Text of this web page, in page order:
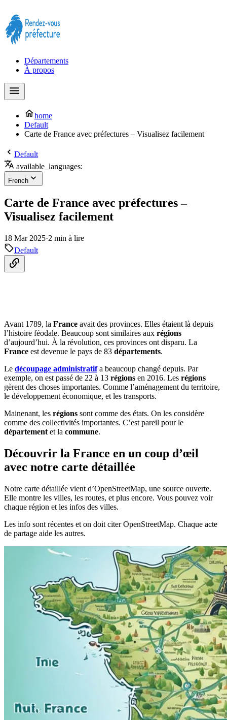
Départements
À propos
home
Default
Carte de France avec préfectures – Visualisez facilement
Default
available_languages:
French
Carte de France avec préfectures –
Visualisez facilement
18 Mar 2025·2 min à lire
Default
Avant 1789, la France avait des provinces. Elles étaient là depuis
l’histoire féodale. Beaucoup sont similaires aux régions
d’aujourd’hui. À la révolution, ces provinces ont disparu. La
France est devenue le pays de 83 départements.
Le découpage administratifa beaucoup changé depuis. Par
exemple, on est passé de 22 à 13 régions en 2016. Les régions
gèrent des choses importantes. Comme l’aménagement du territoire,
le développement économique, et les transports.
Mainenant, les régions sont comme des états. On les considère
comme des collectivités importantes. C’est pareil pour le
département et la commune.
Découvrir la France en un coup d’œil
avec notre carte détaillée
Notre carte détaillée vient d’OpenStreetMap, une source ouverte.
Elle montre les villes, les routes, et plus encore. Vous pouvez voir
chaque région et les infos des villes.
Les info sont récentes et on doit citer OpenStreetMap. Chaque acte
de partage aide les autres.